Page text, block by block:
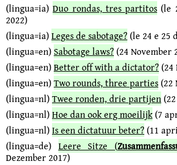
(lingua=ia) Duo rondas, tres partitos (le
2022)
(lingua=ia)Leges de sabotage? (le 24 e 25
(lingua=en)Sabotage laws? (24 November
(lingua=en)Better off with a dictator? (24
(lingua=en)Two rounds, three parties (22
(lingua=nl)Twee ronden, drie partijen
(lingua=nl)Hoe dan ook erg moeilijk (7
(lingua=nl)Is een dictatuur beter? (11
(lingua=de) Leere Sitze (
Dezember 2017)